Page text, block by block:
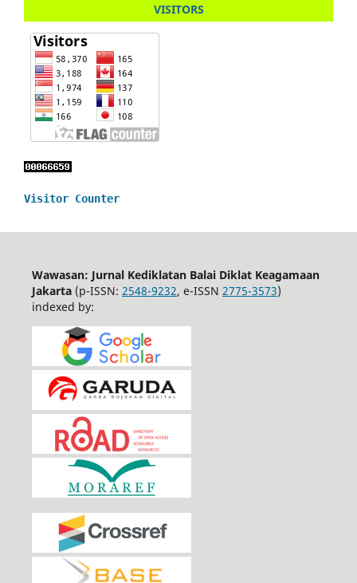
VISITORS
Visitor Counter
Wawasan: Jurnal Kediklatan Balai Diklat Keagamaan
Jakarta(p-ISSN: 2548-9232, e-ISSN 2775-3573)
indexed by: